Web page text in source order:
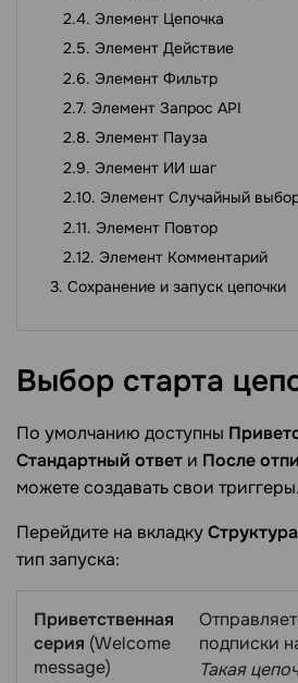
Элемент Цепочка
Элемент Действие
Элемент Фильтр
Элемент Запрос API
Элемент Пауза
Элемент ИИ шаг
Элемент Случайный
Элемент Повтор
Элемент Комментарий
Сохранение и запуск цепочки
Выбор старта
По умолчанию доступны
Стандартный ответ и После
можете создавать свои триггеры.
Перейдите на вкладку
тип запуска:
Приветственная
серия (Welcome
message)
подписки
Такая